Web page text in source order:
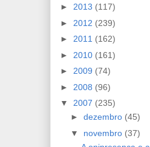
► 2013 (117)
► 2012 (239)
► 2011 (162)
► 2010 (161)
► 2009 (74)
► 2008 (96)
▼ 2007 (235)
► dezembro (45)
▼ novembro (37)